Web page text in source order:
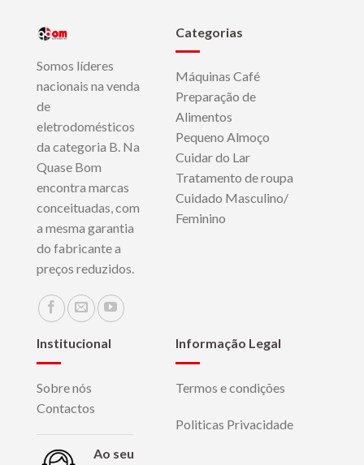
Somos líderes
nacionais na venda
de
eletrodomésticos
da categoria B. Na
Quase Bom
encontra marcas
conceituadas, com
a mesma garantia
do fabricante a
preços reduzidos.
Categorias
Máquinas Café
Preparação de
Alimentos
Pequeno Almoço
Cuidar do Lar
Tratamento de roupa
Cuidado Masculino/
Feminino
Institucional
Sobre nós
Contactos
Ao seu
Informação Legal
Termos e condições
Politicas Privacidade